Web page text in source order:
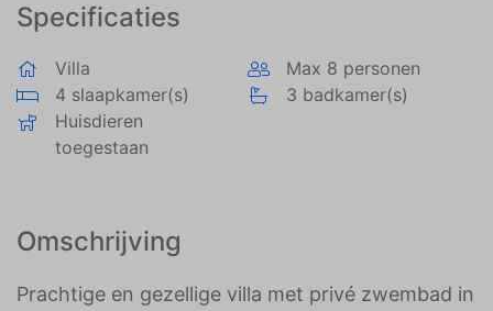
Specificaties
Villa
Max 8 personen
4 slaapkamer(s)
3 badkamer(s)
Huisdieren
toegestaan
Omschrijving
Prachtige en gezellige villa met privé zwembad in